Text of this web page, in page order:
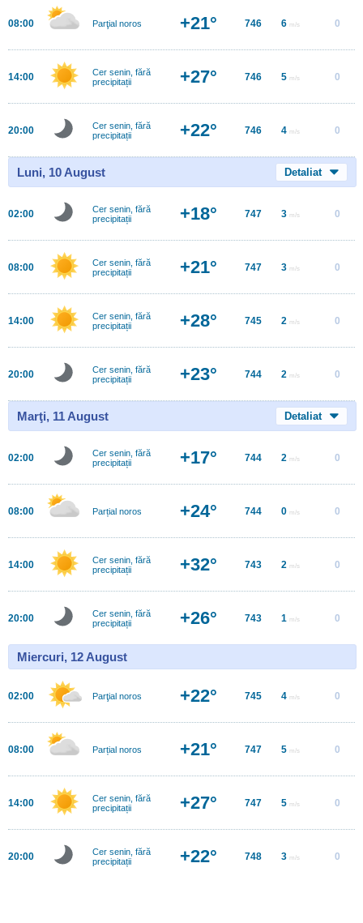
08:00 Parţial noros +21° 746 6 m/s 0
14:00
Cer senin, fără
precipitații
+27° 746 5 m/s 0
20:00
Cer senin, fără
precipitații
+22° 746 4 m/s 0
Luni, 10 August Detaliat
02:00
Cer senin, fără
precipitații
+18° 747 3 m/s 0
08:00
Cer senin, fără
precipitații
+21° 747 3 m/s 0
14:00
Cer senin, fără
precipitații
+28° 745 2 m/s 0
20:00
Cer senin, fără
precipitații
+23° 744 2 m/s 0
Marţi, 11 August Detaliat
02:00
Cer senin, fără
precipitații
+17° 744 2 m/s 0
08:00 Parțial noros +24° 744 0 m/s 0
14:00
Cer senin, fără
precipitații
+32° 743 2 m/s 0
20:00
Cer senin, fără
precipitații
+26° 743 1 m/s 0
Miercuri, 12 August
02:00 Parţial noros +22° 745 4 m/s 0
08:00 Parțial noros +21° 747 5 m/s 0
14:00
Cer senin, fără
precipitații
+27° 747 5 m/s 0
20:00
Cer senin, fără
precipitații
+22° 748 3 m/s 0